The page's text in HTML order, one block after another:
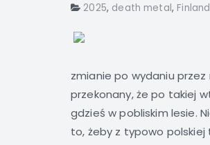
2025, death metal,
zmianie po wydaniu przez
przekonany, że po takiej
gdzieś w pobliskim lesie.
to, żeby z typowo polskiej